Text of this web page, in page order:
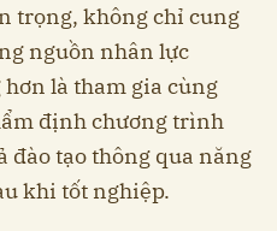
trọng, không chỉ cung
nguồn nhân lực
là tham gia cùng
định chương trình
đào tạo thông qua năng
khi tốt nghiệp.